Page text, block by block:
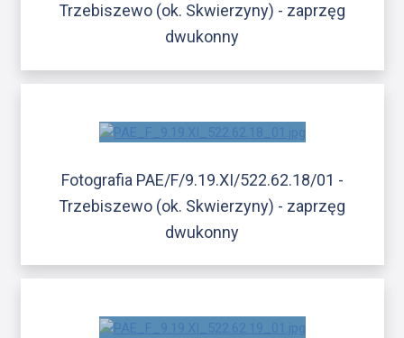
Trzebiszewo (ok. Skwierzyny) - zaprzęg
dwukonny
Fotografia PAE/F/9.19.XI/522.62.18/01 -
Trzebiszewo (ok. Skwierzyny) - zaprzęg
dwukonny